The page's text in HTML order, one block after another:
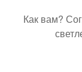
Как вам?